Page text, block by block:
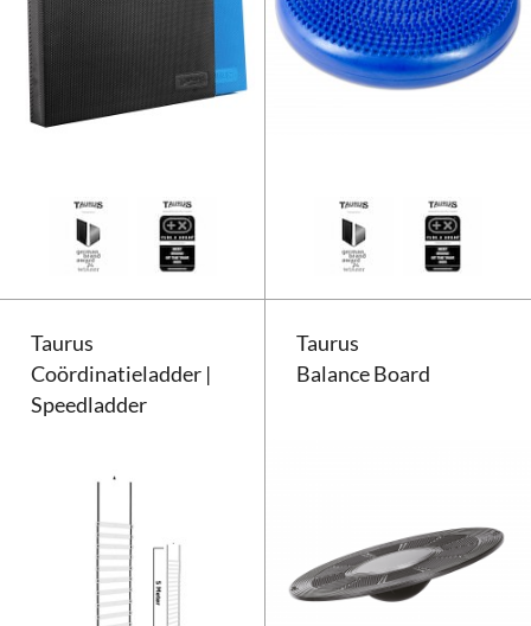
Taurus
Coördinatieladder |
Speedladder
Taurus
Balance Board